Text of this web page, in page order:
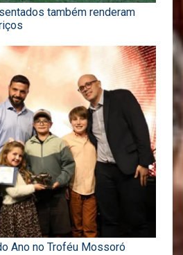
também renderam
Ano no Troféu Mossoró